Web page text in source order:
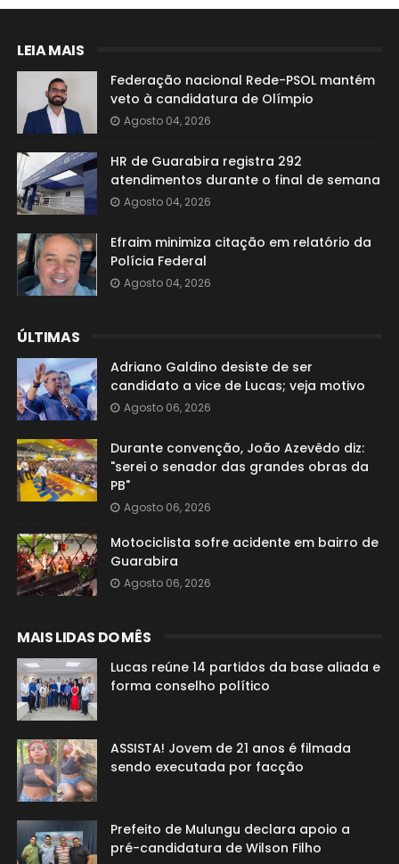
LEIA MAIS
Federação nacional Rede-PSOL mantém
veto à candidatura de Olímpio
Agosto 04, 2026
HR de Guarabira registra 292
atendimentos durante o final de semana
Agosto 04, 2026
Efraim minimiza citação em relatório da
Polícia Federal
Agosto 04, 2026
ÚLTIMAS
Adriano Galdino desiste de ser
candidato a vice de Lucas; veja motivo
Agosto 06, 2026
Durante convenção, João Azevêdo diz:
"serei o senador das grandes obras da
PB"
Agosto 06, 2026
Motociclista sofre acidente em bairro de
Guarabira
Agosto 06, 2026
MAIS LIDAS DO MÊS
Lucas reúne 14 partidos da base aliada e
forma conselho político
ASSISTA! Jovem de 21 anos é filmada
sendo executada por facção
Prefeito de Mulungu declara apoio a
pré-candidatura de Wilson Filho